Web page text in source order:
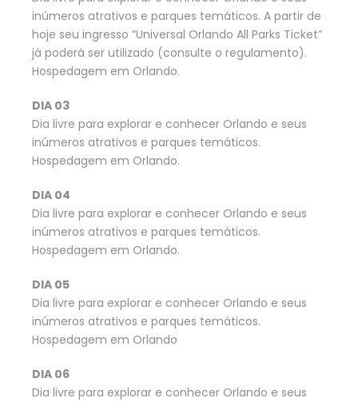
inúmeros atrativos e parques temáticos. A partir de
hoje seu ingresso “Universal Orlando All Parks Ticket”
já poderá ser utilizado (consulte o regulamento).
Hospedagem em Orlando.
DIA 03
Dia livre para explorar e conhecer Orlando e seus
inúmeros atrativos e parques temáticos.
Hospedagem em Orlando.
DIA 04
Dia livre para explorar e conhecer Orlando e seus
inúmeros atrativos e parques temáticos.
Hospedagem em Orlando.
DIA 05
Dia livre para explorar e conhecer Orlando e seus
inúmeros atrativos e parques temáticos.
Hospedagem em Orlando
DIA 06
Dia livre para explorar e conhecer Orlando e seus